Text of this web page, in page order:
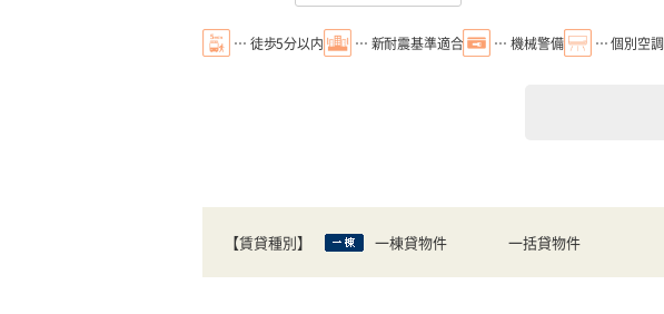
… 徒歩5分以内 … 新耐震基準適合 … 機械警備 … 個別空調
【賃貸種別】 一棟貸物件 一括貸物件